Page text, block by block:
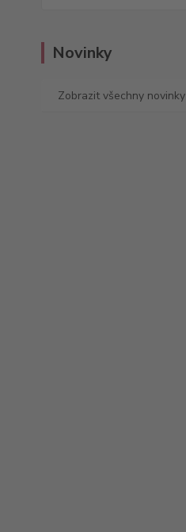
Novinky
Zobrazit všechny novinky